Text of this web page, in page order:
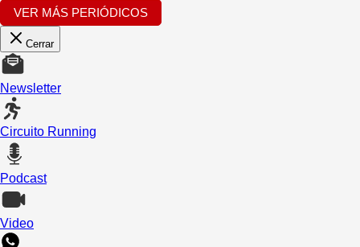
VER MÁS PERIÓDICOS
Cerrar
Newsletter
Circuito Running
Podcast
Video